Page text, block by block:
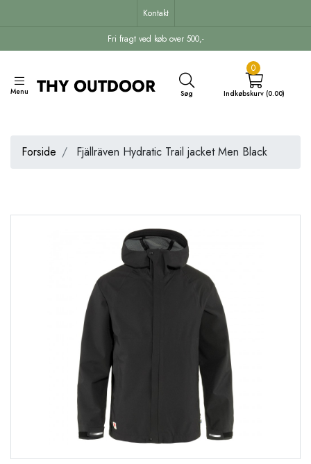
Fri fragt ved køb over 500,-
Kontakt
Menu Søg
0
Indkøbskurv (0.00)
Forside Fjällräven Hydratic Trail jacket Men Black